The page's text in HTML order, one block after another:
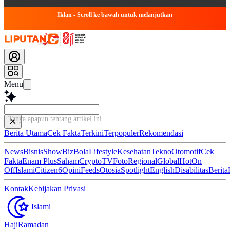
Iklan - Scroll ke bawah untuk melanjutkan
Menu
Tanya
Berita UtamaCek FaktaTerkiniTerpopulerRekomendasi
NewsBisnisShowBizBolaLifestyleKesehatanTeknoOtomotifCek
FaktaEnam PlusSahamCryptoTVFotoRegionalGlobalHotOn
OffIslamiCitizen6OpiniFeedsOtosiaSpotlightEnglishDisabilitasBerita
KontakKebijakan Privasi
Islami
HajiRamadan